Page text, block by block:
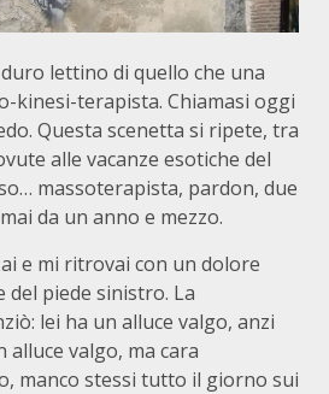
lettino di quello che una
kinesi-terapista. Chiamasi oggi
Questa scenetta si ripete, tra
alle vacanze esotiche del
massoterapista, pardon, due
da un anno e mezzo.
e mi ritrovai con un dolore
piede sinistro. La
lei ha un alluce valgo, anzi
alluce valgo, ma cara
manco stessi tutto il giorno sui